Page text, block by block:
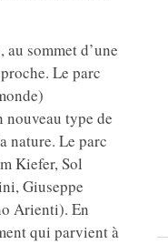
au sommet d’une
Le parc
type de
nature. Le parc
Kiefer, Sol
Giuseppe
Arienti). En
qui parvient à